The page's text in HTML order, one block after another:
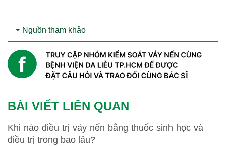
Nguồn tham khảo
BÀI VIẾT LIÊN QUAN
Khi nào điều trị vảy nến bằng thuốc sinh học và
điều trị trong bao lâu?